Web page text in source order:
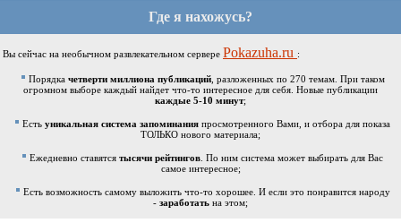
Где я нахожусь?
Вы сейчас на необычном развлекательном сервере Pokazuha.ru :
Порядка четверти миллиона публикаций, разложенных по 270 темам. При таком
огромном выборе каждый найдет что-то интересное для себя. Новые публикации
каждые 5-10 минут;
Есть уникальная система запоминания просмотренного Вами, и отбора для показа
ТОЛЬКО нового материала;
Ежедневно ставятся тысячи рейтингов . По ним система может выбирать для Вас
самое интересное;
Есть возможность самому выложить что-то хорошее. И если это понравится народу
- заработать на этом;